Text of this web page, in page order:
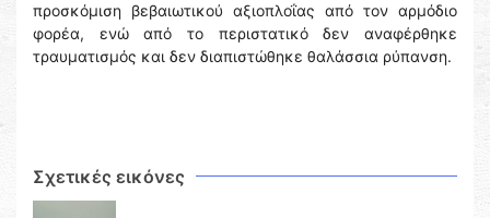
προσκόμιση βεβαιωτικού αξιοπλοΐας από τον αρμόδιο
φορέα, ενώ από το περιστατικό δεν αναφέρθηκε
τραυματισμός και δεν διαπιστώθηκε θαλάσσια ρύπανση.
Σχετικές εικόνες